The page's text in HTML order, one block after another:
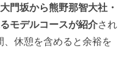
大門坂から熊野那智大社・
モデルコースが紹介され
、休憩を含めると余裕を